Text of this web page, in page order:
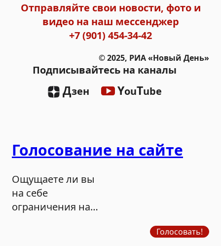
Отправляйте свои новости, фото и
видео на наш мессенджер
+7 (901) 454-34-42
© 2025, РИА «Новый День»
Подписывайтесь на каналы
Дзен YouTube
Голосование на сайте
Ощущаете ли вы
на себе
ограничения на
Голосовать!